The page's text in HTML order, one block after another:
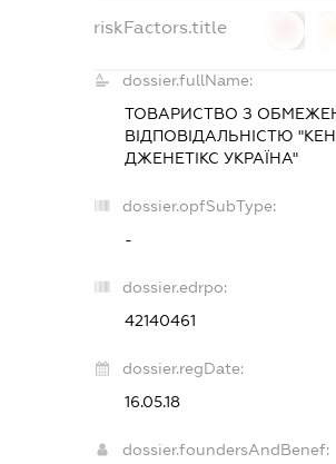
riskFactors.title
dossier.fullName:
ТОВАРИСТВО З
ВІДПОВІДАЛЬНІСТЮ
ДЖЕНЕТІКС УКРАЇНА"
dossier.opfSubType:
-
dossier.edrpo:
42140461
dossier.regDate:
16.05.18
dossier.foundersAndBenef: